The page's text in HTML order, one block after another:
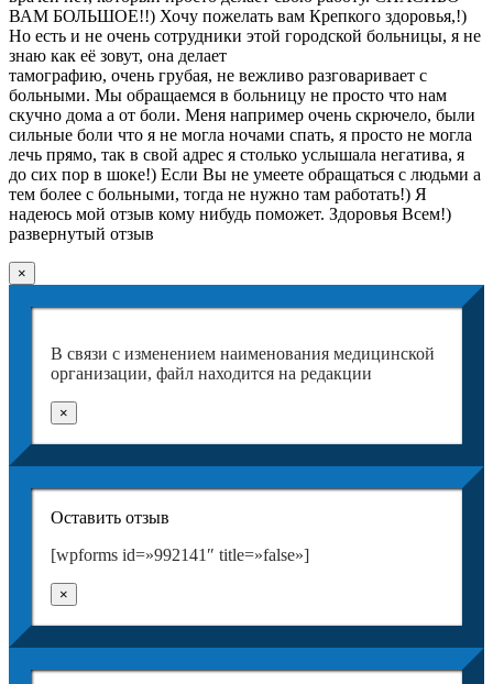
ВАМ БОЛЬШОЕ!!) Хочу пожелать вам Крепкого здоровья,!)
Но есть и не очень сотрудники этой городской больницы, я не
знаю как её зовут, она делает
тамографию, очень грубая, не вежливо разговаривает с
больными. Мы обращаемся в больницу не просто что нам
скучно дома а от боли. Меня например очень скрючело, были
сильные боли что я не могла ночами спать, я просто не могла
лечь прямо, так в свой адрес я столько услышала негатива, я
до сих пор в шоке!) Если Вы не умеете обращаться с людьми а
тем более с больными, тогда не нужно там работать!) Я
надеюсь мой отзыв кому нибудь поможет. Здоровья Всем!)
развернутый отзыв
×
В связи с изменением наименования медицинской
организации, файл находится на редакции
×
Оставить отзыв
[wpforms id=»992141″ title=»false»]
×